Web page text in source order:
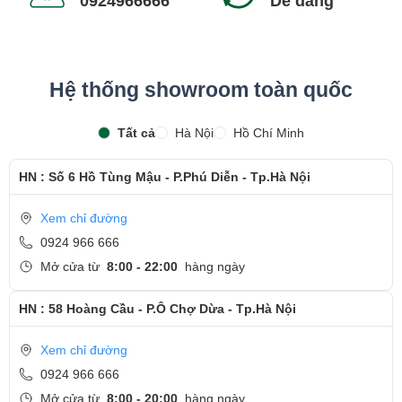
thiết kế khá đơn giản, có khe cắm docking station và đặc biệt hệ
Hệ thống showroom toàn quốc
Tất cả Hà Nội Hồ Chí Minh
HN : Số 6 Hồ Tùng Mậu - P.Phú Diễn - Tp.Hà Nội
Xem chỉ đường
0924 966 666
Mở cửa từ 8:00 - 22:00 hàng ngày
HN : 58 Hoàng Cầu - P.Ô Chợ Dừa - Tp.Hà Nội
Xem chỉ đường
0924 966 666
Mở cửa từ 8:00 - 20:00 hàng ngày